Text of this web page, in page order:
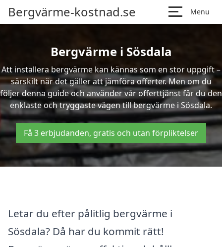
Bergvärme-kostnad.se Menu
Bergvärme i Sösdala
Att installera bergvärme kan kännas som en stor uppgift –
särskilt när det gäller att jämföra offerter. Men om du
följer denna guide och använder vår offerttjänst får du den
enklaste och tryggaste vägen till bergvärme i Sösdala.
Få 3 erbjudanden, gratis och utan förpliktelser
Letar du efter pålitlig bergvärme i
Sösdala? Då har du kommit rätt!